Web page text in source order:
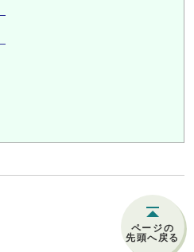
ページの
先頭へ戻る